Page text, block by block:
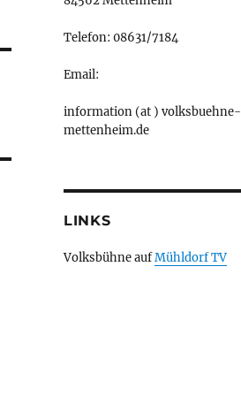
Telefon: 08631/7184
Email:
information (at ) volksbuehne-
mettenheim.de
LINKS
Volksbühne aufMühldorf TV